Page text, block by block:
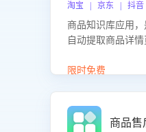
淘宝 | 京东 | 抖音
商品知识库应用
自动提取商品详
商品知识。
限时免费
商品售